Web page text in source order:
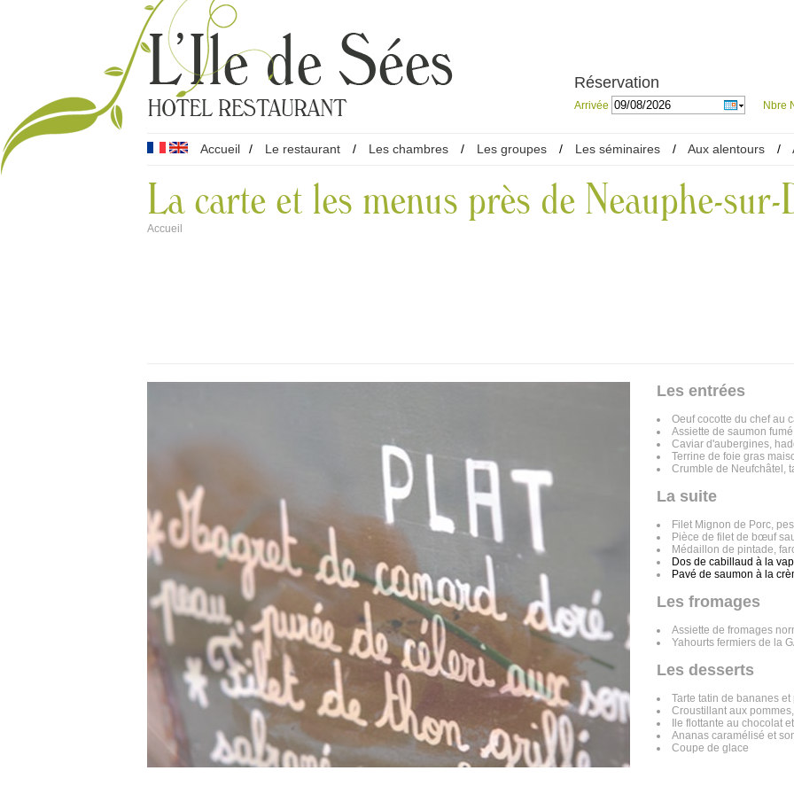
Réservation
Arrivée Nbre
Accueil / Le restaurant / Les chambres / Les groupes / Les séminaires / Aux alentours /
La carte et les menus près de Neauphe-sur-
Accueil
Les entrées
Oeuf cocotte du chef au
Assiette de saumon
Caviar d'aubergines,
Terrine de foie gras
Crumble de Neufchâtel,
La suite
Filet Mignon de Porc,
Pièce de filet de bœuf
Médaillon de pintade,
Dos de cabillaud à la
Pavé de saumon à la
Les fromages
Assiette de fromages
Yahourts fermiers de la
Les desserts
Tarte tatin de bananes
Croustillant aux
Ile flottante au chocolat
Ananas caramélisé et
Coupe de glace